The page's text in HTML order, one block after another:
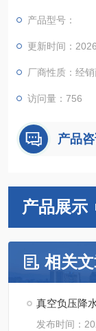
产品型号：
更新时间：
厂商性质：经销
访问量：756
产品
产品展示
相关
真空负压降
发布时间：